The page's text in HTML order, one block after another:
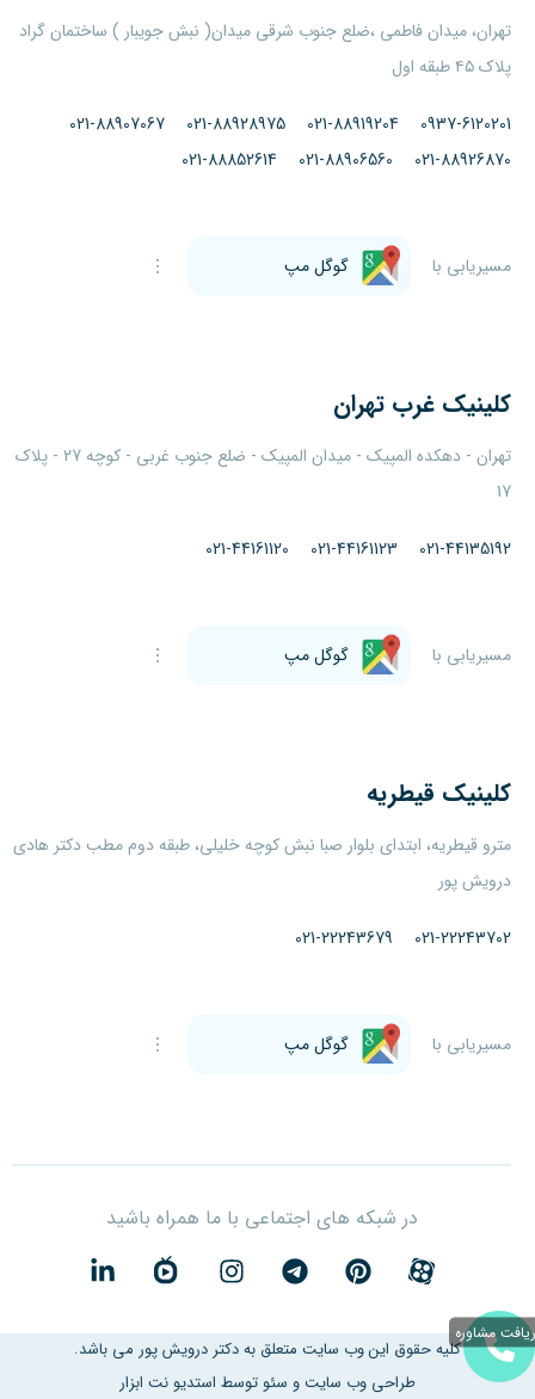
مشاوره
تهران، میدان فاطمی ،ضلع جنوب شرقی میدان( نبش جویبار ) ساختمان گراد
پلاک ۴۵ طبقه اول
0937-6120201
021-88919204
021-88928975
021-88907067
021-88926870
021-88906560
021-88852614
مسیریابی با گوگل مپ
کلینیک غرب تهران
تهران - دهکده المپیک - میدان المپیک - ضلع جنوب غربی - کوچه 27 - پلاک
17
021-44135192
021-44161123
021-44161120
مسیریابی با گوگل مپ
کلینیک قیطریه
مترو قیطریه، ابتدای بلوار صبا نبش کوچه خلیلی، طبقه دوم مطب دکتر هادی
درویش پور
021-22243702
021-22243679
مسیریابی با گوگل مپ
در شبکه های اجتماعی با ما همراه باشید
کلیه حقوق این وب سایت متعلق به دکتر درویش پور می باشد.
طراحی وب سایتو سئو توسط استدیو نت ابزار